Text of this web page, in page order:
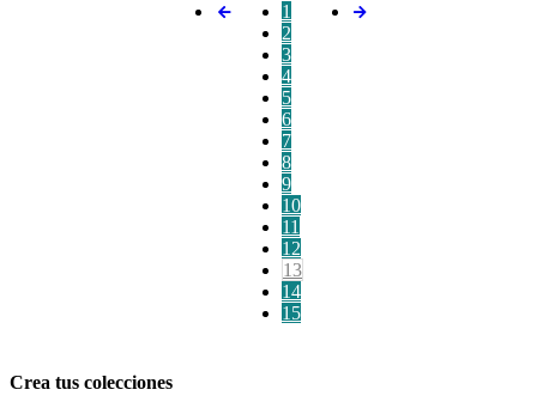
1
2
3
4
5
6
7
8
9
10
11
12
13
14
15
Crea tus colecciones